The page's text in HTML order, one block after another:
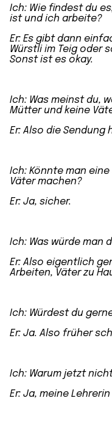
Ich: Wie findest du
ist und ich arbeite?
Er: Es gibt dann
Würstli im Teig oder
Sonst ist es okay.
Ich: Was meinst du,
Mütter und keine
Er: Also die Sendung
Ich: Könnte man
Väter machen?
Er: Ja, sicher.
Ich: Was würde man
Er: Also eigentlich
Arbeiten, Väter zu
Ich: Würdest du
Er: Ja. Also früher
Ich: Warum jetzt
Er: Ja, meine